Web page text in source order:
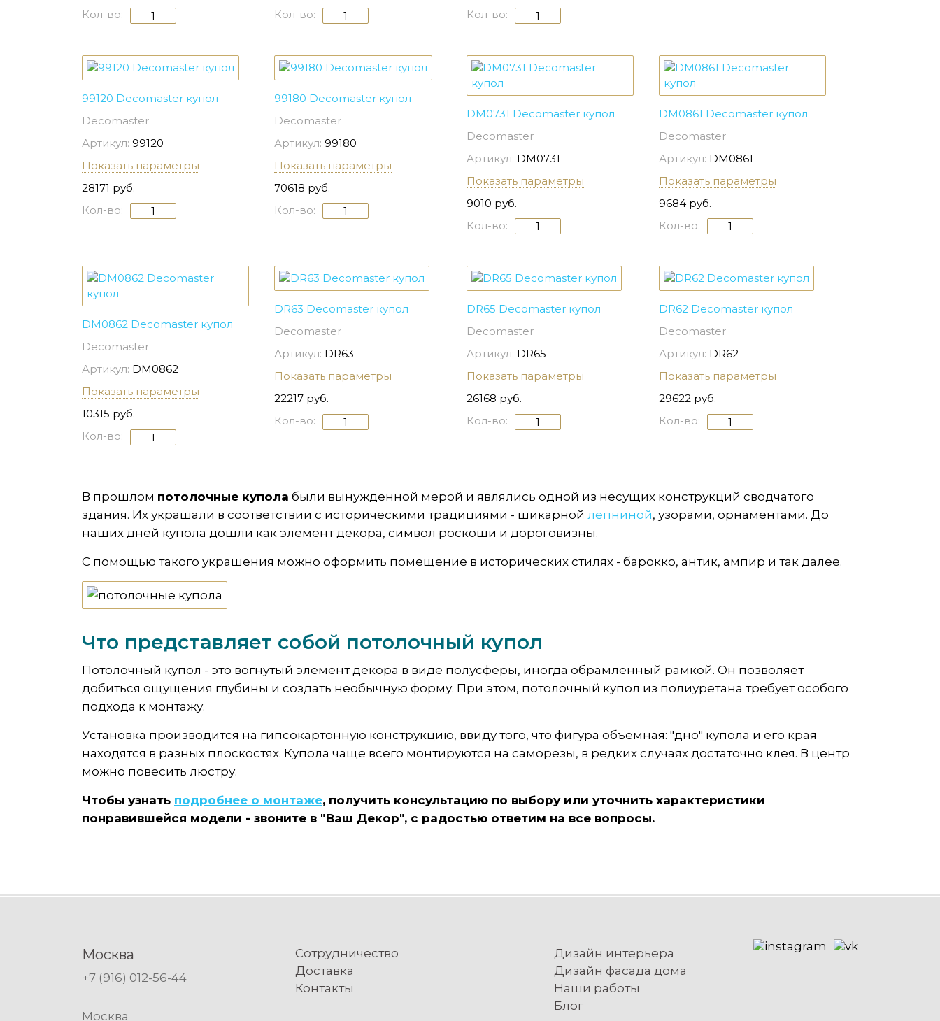
Кол-во:
Кол-во:
Кол-во:
99120 Decomaster купол
Decomaster
Артикул: 99120
Показать параметры
28171 руб.
Кол-во:
99180 Decomaster купол
Decomaster
Артикул: 99180
Показать параметры
70618 руб.
Кол-во:
DM0731 Decomaster купол
Decomaster
Артикул: DM0731
Показать параметры
9010 руб.
Кол-во:
DM0861 Decomaster купол
Decomaster
Артикул: DM0861
Показать параметры
9684 руб.
Кол-во:
DM0862 Decomaster купол
Decomaster
Артикул: DM0862
Показать параметры
10315 руб.
Кол-во:
DR63 Decomaster купол
Decomaster
Артикул: DR63
Показать параметры
22217 руб.
Кол-во:
DR65 Decomaster купол
Decomaster
Артикул: DR65
Показать параметры
26168 руб.
Кол-во:
DR62 Decomaster купол
Decomaster
Артикул: DR62
Показать параметры
29622 руб.
Кол-во:
В прошлом потолочные купола были вынужденной мерой и являлись одной из несущих конструкций сводчатого
здания. Их украшали в соответствии с историческими традициями - шикарной лепниной, узорами, орнаментами. До
наших дней купола дошли как элемент декора, символ роскоши и дороговизны.
С помощью такого украшения можно оформить помещение в исторических стилях - барокко, антик, ампир и так далее.
Что представляет собой потолочный купол
Потолочный купол - это вогнутый элемент декора в виде полусферы, иногда обрамленный рамкой. Он позволяет
добиться ощущения глубины и создать необычную форму. При этом, потолочный купол из полиуретана требует особого
подхода к монтажу.
Установка производится на гипсокартонную конструкцию, ввиду того, что фигура объемная: "дно" купола и его края
находятся в разных плоскостях. Купола чаще всего монтируются на саморезы, в редких случаях достаточно клея. В центр
можно повесить люстру.
Чтобы узнать подробнее о монтаже, получить консультацию по выбору или уточнить характеристики
понравившейся модели - звоните в "Ваш Декор", с радостью ответим на все вопросы.
Москва
+7 (916) 012-56-44
Москва
Сотрудничество
Доставка
Контакты
Дизайн интерьера
Дизайн фасада дома
Наши работы
Блог